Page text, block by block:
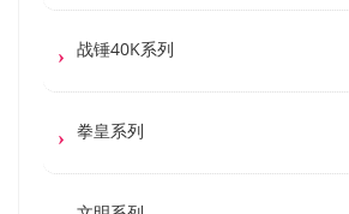
战锤40K系列
拳皇系列